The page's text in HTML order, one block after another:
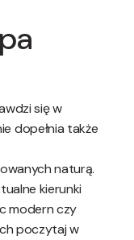
się w
dopełnia także
naturą.
kierunki
modern czy
poczytaj w